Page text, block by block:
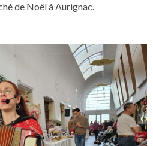
de Noël à Aurignac.